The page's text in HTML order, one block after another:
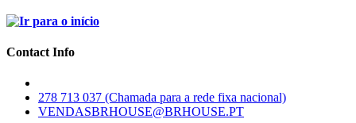
Contact Info
278 713 037 (Chamada para a rede fixa nacional)
VENDASBRHOUSE@BRHOUSE.PT